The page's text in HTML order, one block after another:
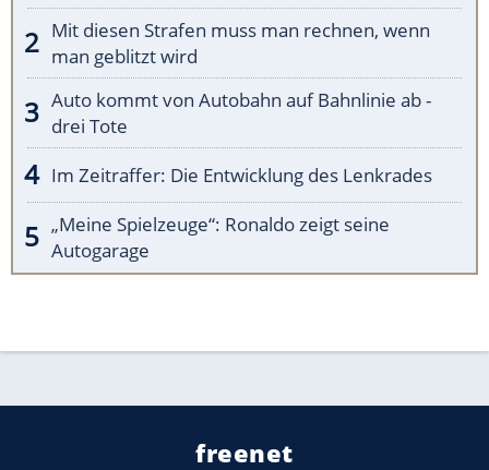
Mit diesen Strafen muss man rechnen, wenn
man geblitzt wird
Auto kommt von Autobahn auf Bahnlinie ab -
drei Tote
Im Zeitraffer: Die Entwicklung des Lenkrades
„Meine Spielzeuge“: Ronaldo zeigt seine
Autogarage
freenet